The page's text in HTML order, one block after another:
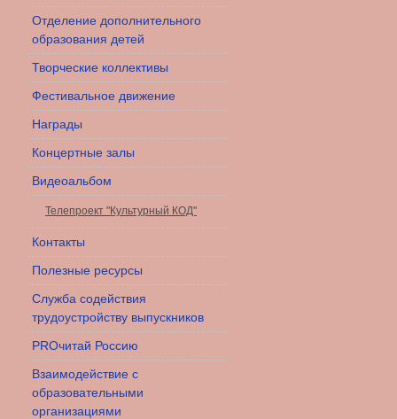
Отделение дополнительного
образования детей
Творческие коллективы
Фестивальное движение
Награды
Концертные залы
Видеоальбом
Телепроект "Культурный КОД"
Контакты
Полезные ресурсы
Служба содействия
трудоустройству выпускников
PROчитай Россию
Взаимодействие с
образовательными
организациями